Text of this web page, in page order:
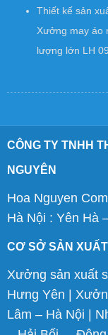
Thiết kế sản
Xưởng may áo
lượng lớn LH
CÔNG TY TNHH
NGUYÊN
Hoa Nguyen
Hà Nội : Yên Hà
CƠ SỞ SẢN
Xưởng sản xuất
Hưng Yên |
Lâm – Hà Nội |